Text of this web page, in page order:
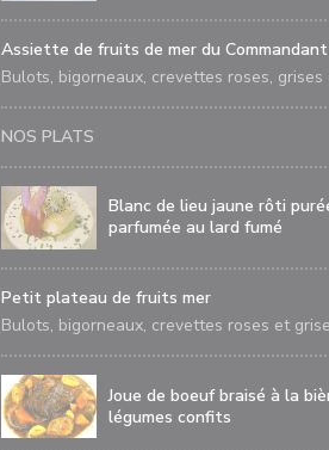
Assiette de fruits de mer du Commandant
Bulots, bigorneaux, crevettes roses,
NOS PLATS
Blanc de lieu jaune rôti
parfumée au lard fumé
Petit plateau de fruits mer
Bulots, bigorneaux, crevettes roses et
Joue de boeuf braisé à la
légumes confits